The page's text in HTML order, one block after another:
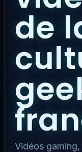
de
Vidéos